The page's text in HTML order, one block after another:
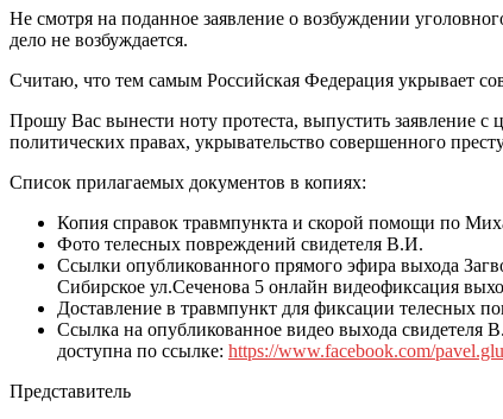
Не смотря на поданное заявление о возбуждении
дело не возбуждается.
Считаю, что тем самым Российская Федерация укрывает
Прошу Вас вынести ноту протеста, выпустить заявление
политических правах, укрывательство совершенного
Список прилагаемых документов в копиях:
Копия справок травмпункта и скорой помощи по
Фото телесных повреждений свидетеля В.И.
Ссылки опубликованного прямого эфира выхода
Сибирское ул.Сеченова 5 онлайн видеофиксация
Доставление в травмпункт для фиксации телесных
Ссылка на опубликованное видео выхода свидетеля
доступна по ссылке: https://www.facebook.com/
Представитель